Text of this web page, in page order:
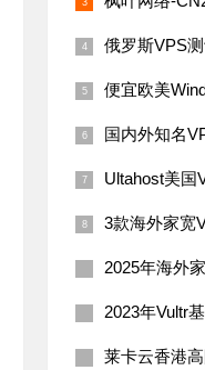
俄罗斯VPS测评与
便宜欧美
国内外知名VPS测评-
Ultahost美国VPS测
3款海外家宽
2025年海外家宽
2023年Vultr基本上
莱卡云香港高防